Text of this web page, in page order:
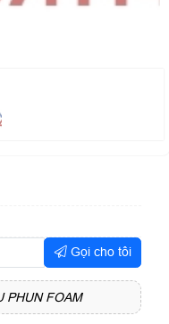
Gọi cho tôi
PHUN FOAM